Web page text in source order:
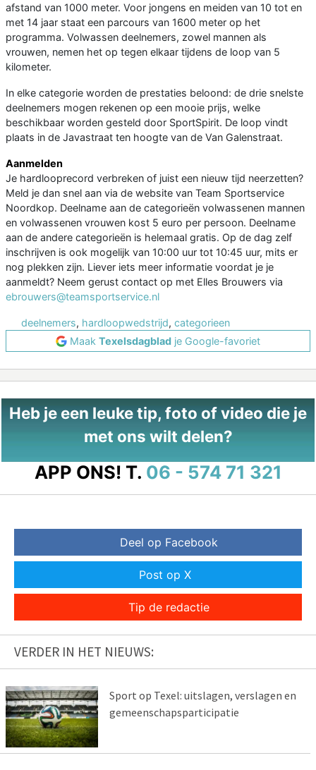
afstand van 1000 meter. Voor jongens en meiden van 10 tot en
met 14 jaar staat een parcours van 1600 meter op het
programma. Volwassen deelnemers, zowel mannen als
vrouwen, nemen het op tegen elkaar tijdens de loop van 5
kilometer.
In elke categorie worden de prestaties beloond: de drie snelste
deelnemers mogen rekenen op een mooie prijs, welke
beschikbaar worden gesteld door SportSpirit. De loop vindt
plaats in de Javastraat ten hoogte van de Van Galenstraat.
Aanmelden
Je hardlooprecord verbreken of juist een nieuw tijd neerzetten?
Meld je dan snel aan via de website van Team Sportservice
Noordkop. Deelname aan de categorieën volwassenen mannen
en volwassenen vrouwen kost 5 euro per persoon. Deelname
aan de andere categorieën is helemaal gratis. Op de dag zelf
inschrijven is ook mogelijk van 10:00 uur tot 10:45 uur, mits er
nog plekken zijn. Liever iets meer informatie voordat je je
aanmeldt? Neem gerust contact op met Elles Brouwers via
ebrouwers@teamsportservice.nl
deelnemers, hardloopwedstrijd, categorieen
Maak Texelsdagblad je Google-favoriet
Heb je een leuke tip, foto of video die je
met ons wilt delen?
APP ONS! T. 06 - 574 71 321
Deel op Facebook
Post op X
Tip de redactie
VERDER IN HET NIEUWS:
Sport op Texel: uitslagen, verslagen en
gemeenschapsparticipatie